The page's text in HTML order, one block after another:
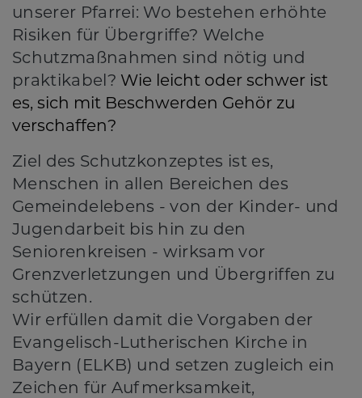
unserer Pfarrei: Wo bestehen erhöhte
Risiken für Übergriffe? Welche
Schutzmaßnahmen sind nötig und
praktikabel? Wie leicht oder schwer ist
es, sich mit Beschwerden Gehör zu
verschaffen?
Ziel des Schutzkonzeptes ist es,
Menschen in allen Bereichen des
Gemeindelebens - von der Kinder- und
Jugendarbeit bis hin zu den
Seniorenkreisen - wirksam vor
Grenzverletzungen und Übergriffen zu
schützen.
Wir erfüllen damit die Vorgaben der
Evangelisch-Lutherischen Kirche in
Bayern (ELKB) und setzen zugleich ein
Zeichen für Aufmerksamkeit,